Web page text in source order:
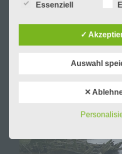
physischen,
sozialen Identität dieser
identifiziert werden kann.
b) betroffene Person
personenbezogene Daten
Verarbeitung ist jeder mit
automatisierter Verfahren
Essenziell
✓
Auswahl
✕